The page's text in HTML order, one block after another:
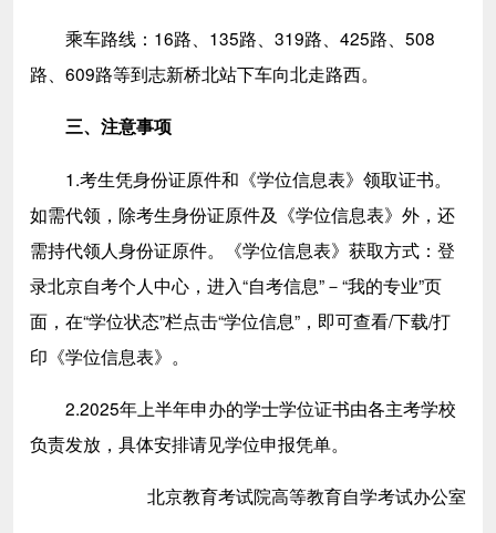
乘车路线：16路、135路、319路、425路、508
路、609路等到志新桥北站下车向北走路西。
三、注意事项
1.考生凭身份证原件和《学位信息表》领取证书。
如需代领，除考生身份证原件及《学位信息表》外，还
需持代领人身份证原件。《学位信息表》获取方式：登
录北京自考个人中心，进入“自考信息”－“我的专业”页
面，在“学位状态”栏点击“学位信息”，即可查看/下载/打
印《学位信息表》。
2.2025年上半年申办的学士学位证书由各主考学校
负责发放，具体安排请见学位申报凭单。
北京教育考试院高等教育自学考试办公室